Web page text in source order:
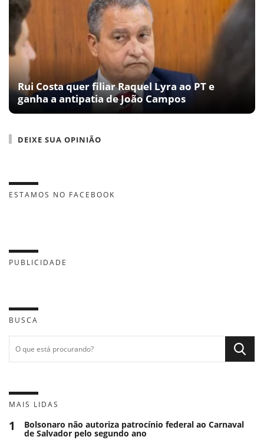
Rui Costa quer filiar Raquel Lyra ao PT e
ganha a antipatia de João Campos
DEIXE SUA OPINIÃO
ESTAMOS NO FACEBOOK
PUBLICIDADE
BUSCA
MAIS LIDAS
1 Bolsonaro não autoriza patrocínio federal ao Carnaval
de Salvador pelo segundo ano